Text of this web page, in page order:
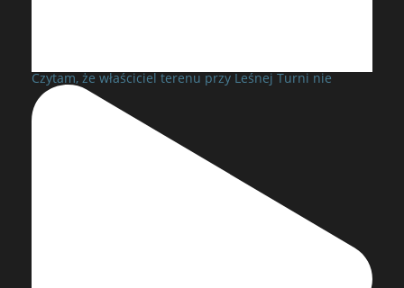
Czytam, że właściciel terenu przy Leśnej Turni nie